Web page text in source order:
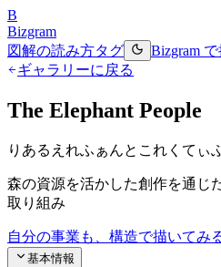
B
Bizgram
図解の読み方タグ
Bizgram で
ギャラリーに戻る
The Elephant People
りあるえれふぁんとこれくてぃ
森の資源を活かした創作を通じ
取り組み
自分の事業も、構造で描いてみ
基本情報